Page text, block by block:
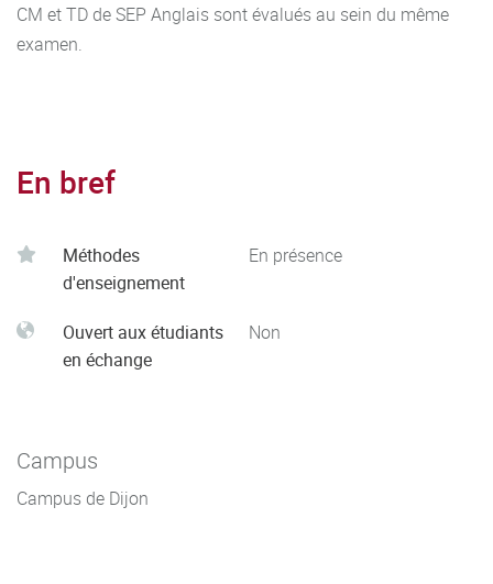
CM et TD de SEP Anglais sont évalués au sein du même
examen.
En bref
Méthodes
d'enseignement
En présence
Ouvert aux étudiants
en échange
Non
Campus
Campus de Dijon